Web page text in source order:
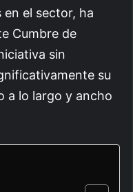
el sector, ha
Cumbre de
sin
su
a lo largo y ancho